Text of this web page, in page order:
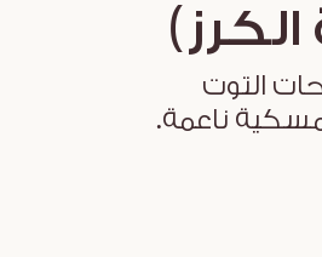
التوت
مسكية ناعمة.